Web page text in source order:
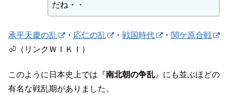
だね・・
承平天慶の乱 ・ 応仁の乱 ・ 戦国時代 ・ 関ケ原合戦
⏎（リンクＷＩＫＩ）
このように日本史上では『南北朝の争乱 』にも並ぶほどの
有名な戦乱期がありました。